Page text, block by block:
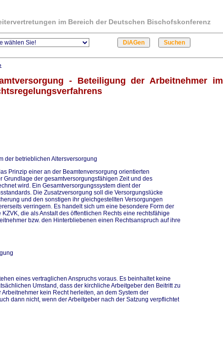
im Bereich der Deutschen Bischofskonferenz
- Beteiligung der Arbeitnehmer im
der betrieblichen Altersversorgung
Prinzip einer an der Beamtenversorgung orientierten
Grundlage der gesamtversorgungsfähigen Zeit und des
wird. Ein Gesamtversorgungssystem dient der
Die Zusatzversorgung soll die Versorgungslücke
und den sonstigen ihr gleichgestellten Versorgungen
verringern. Es handelt sich um eine besondere Form der
die als Anstalt des öffentlichen Rechts eine rechtsfähige
bzw. den Hinterbliebenen einen Rechtsanspruch auf ihre
eines vertraglichen Anspruchs voraus. Es beinhaltet keine
Umstand, dass der kirchliche Arbeitgeber den Beitritt zu
kein Recht herleiten, an dem System der
dann nicht, wenn der Arbeitgeber nach der Satzung verpflichtet